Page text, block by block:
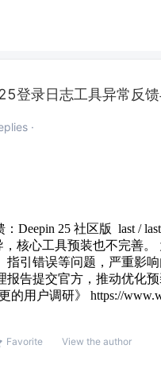
登录日志工具异常反
·
：Deepin 25 社区版 last /
核心工具预装也不完善
指引错误等问题，严重影
告提交官方，推动优化
的用户调研》 https://
Favorite View the author